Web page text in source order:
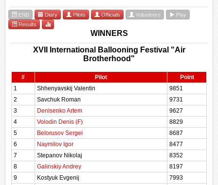
ENB Diary Pilots Officials Volunteers
Play
Results
WINNERS
XVII International Ballooning Festival "Air
Brotherhood"
# Pilot
Point
1
Shhenyavskij Valentin
9851
2
Savchuk Roman
9731
3
Denisenko Artem
9627
4
Volodin Denis (F)
8829
5
Belorusov Sergei
8687
6
Naymilov Igor
8477
7
Stepanov Nikolaj
8352
8
Galinskiy Andrey
8197
9
Kostyuk Evgenij
7993